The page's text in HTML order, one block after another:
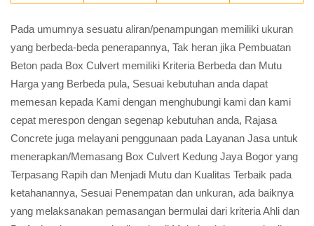
Pada umumnya sesuatu aliran/penampungan memiliki ukuran
yang berbeda-beda penerapannya, Tak heran jika Pembuatan
Beton pada Box Culvert memiliki Kriteria Berbeda dan Mutu
Harga yang Berbeda pula, Sesuai kebutuhan anda dapat
memesan kepada Kami dengan menghubungi kami dan kami
cepat merespon dengan segenap kebutuhan anda, Rajasa
Concrete juga melayani penggunaan pada Layanan Jasa untuk
menerapkan/Memasang Box Culvert Kedung Jaya Bogor yang
Terpasang Rapih dan Menjadi Mutu dan Kualitas Terbaik pada
ketahanannya, Sesuai Penempatan dan unkuran, ada baiknya
yang melaksanakan pemasangan bermulai dari kriteria Ahli dan